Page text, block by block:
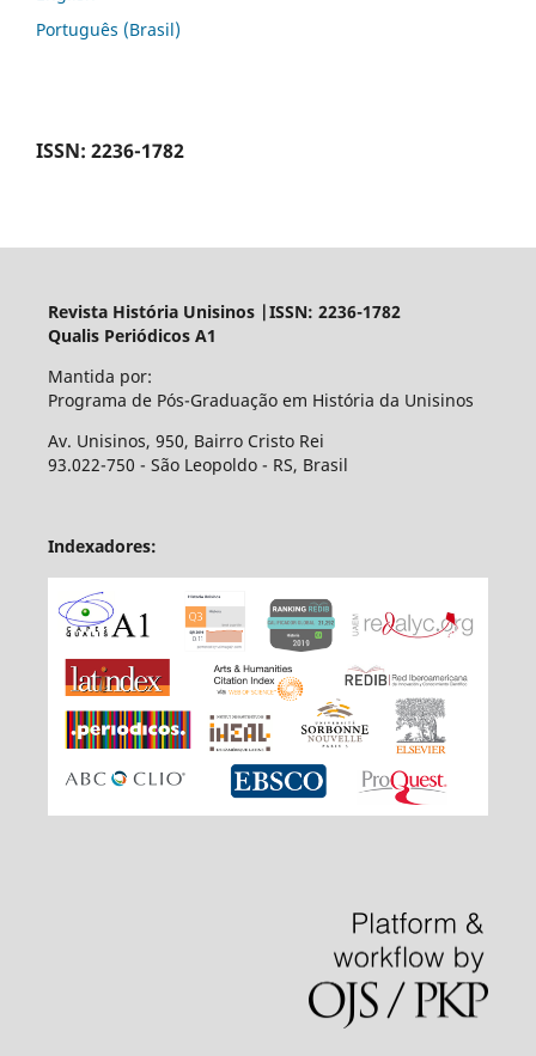
Português (Brasil)
ISSN: 2236-1782
Revista História Unisinos |ISSN: 2236-1782
Qualis Periódicos A1
Mantida por:
Programa de Pós-Graduação em História da Unisinos
Av. Unisinos, 950, Bairro Cristo Rei
93.022-750 - São Leopoldo - RS, Brasil
Indexadores: